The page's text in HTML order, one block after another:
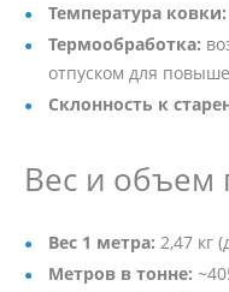
Температура ковки:
Термообработка:
отпуском для
Склонность к
Вес и объем
Вес 1 метра: 2,47 кг
Метров в тонне: